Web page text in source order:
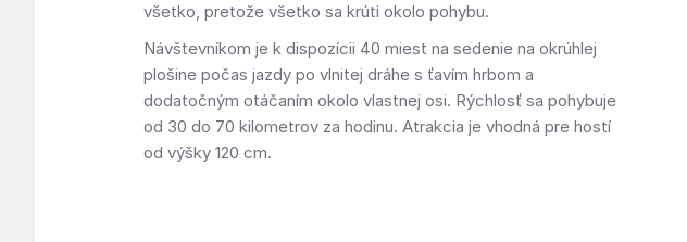
všetko, pretože všetko sa krúti okolo pohybu.
Návštevníkom je k dispozícii 40 miest na sedenie na okrúhlej
plošine počas jazdy po vlnitej dráhe s ťavím hrbom a
dodatočným otáčaním okolo vlastnej osi. Rýchlosť sa pohybuje
od 30 do 70 kilometrov za hodinu. Atrakcia je vhodná pre hostí
od výšky 120 cm.